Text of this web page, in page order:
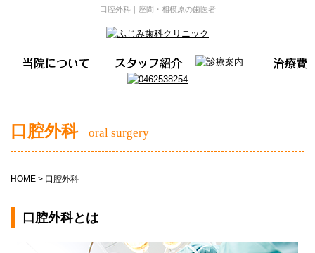
口腔外科｜座間・相模原の歯医者
口腔外科 oral surgery
HOME > 口腔外科
口腔外科とは